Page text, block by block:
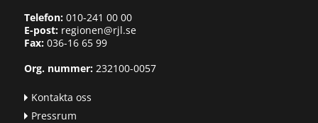
Telefon:010-241 00 00
E-post:regionen@rjl.se
Fax: 036-16 65 99
Org. nummer:232100-0057
Kontakta oss
Pressrum